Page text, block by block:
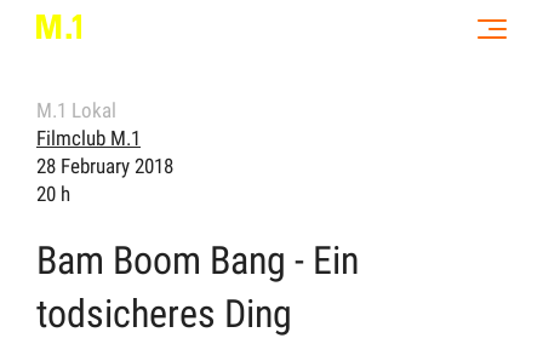
M.1 Lokal
Filmclub M.1
28 February 2018
20 h
Bam Boom Bang - Ein
todsicheres Ding